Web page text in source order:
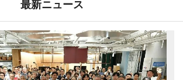
最新ニュース